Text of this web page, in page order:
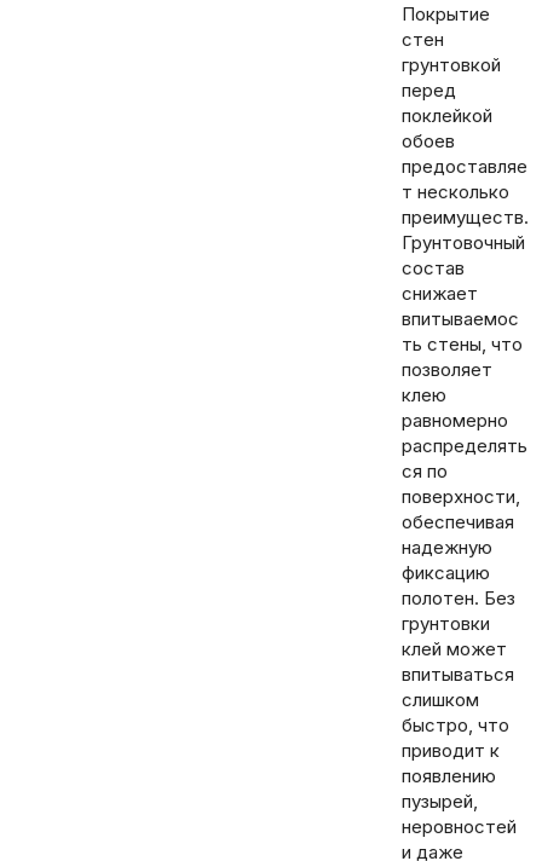
Покрытие
стен
грунтовкой
перед
поклейкой
обоев
предоставляе
т несколько
преимуществ.
Грунтовочный
состав
снижает
впитываемос
ть стены, что
позволяет
клею
равномерно
распределять
ся по
поверхности,
обеспечивая
надежную
фиксацию
полотен. Без
грунтовки
клей может
впитываться
слишком
быстро, что
приводит к
появлению
пузырей,
неровностей
и даже